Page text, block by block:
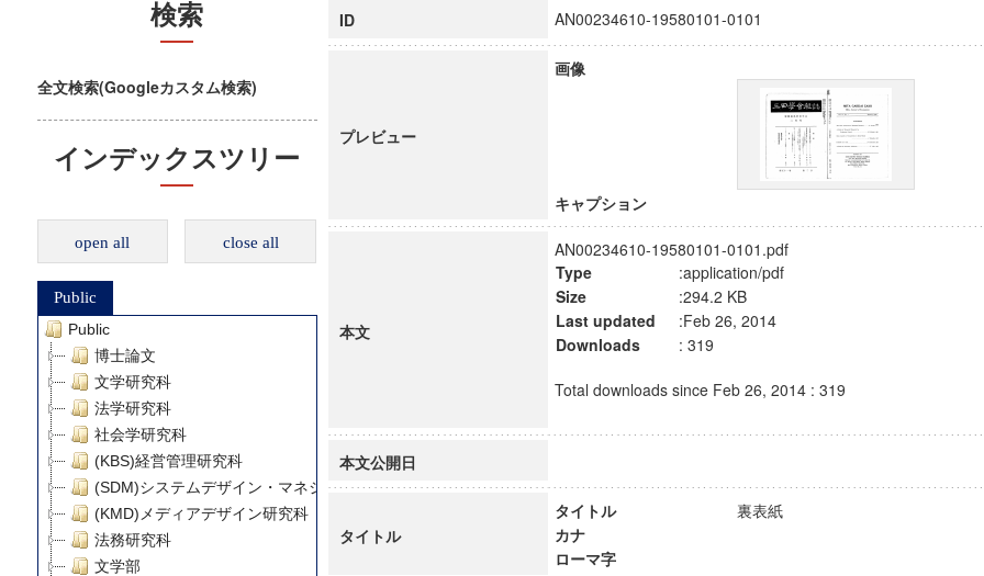
検索
全文検索(Googleカスタム検索)
インデックスツリー
open all close all
Public
Public
博士論文
文学研究科
法学研究科
社会学研究科
(KBS)経営管理研究科
(SDM)システムデザイン・マネジメント研究科
(KMD)メディアデザイン研究科
法務研究科
文学部
ID AN00234610-19580101-0101
プレビュー
画像
キャプション
本文
AN00234610-19580101-0101.pdf
Type
:application/pdf
Size
:294.2 KB
Last updated
:Feb 26, 2014
Downloads
: 319
Total downloads since Feb 26, 2014 : 319
本文公開日
タイトル
タイトル
裏表紙
カナ
ローマ字